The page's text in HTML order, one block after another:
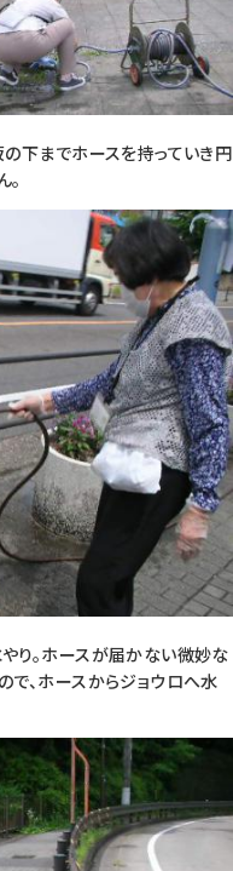
の下までホースを持っていき円
り。ホースが届かない微妙な
で、ホースからジョウロへ水